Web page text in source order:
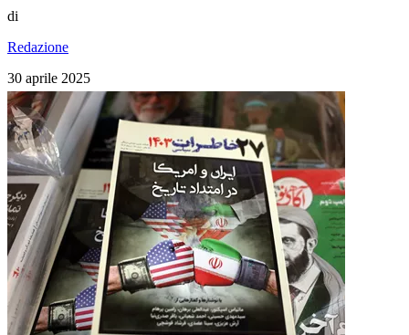
di
Redazione
30 aprile 2025